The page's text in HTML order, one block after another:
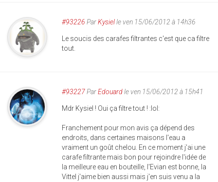
#93226 ParKysielle ven 15/06/2012 à 14h36
Le soucis des carafes filtrantes c'est que ca filtre
tout.
#93227ParEdouardle ven 15/06/2012 à 15h41
Mdr Kysiel ! Oui ça filtre tout ! :lol:
Franchement pour mon avis ça dépend des
endroits, dans certaines maisons l'eau a
vraiment un goût chelou. En ce moment j'ai une
carafe filtrante mais bon pour rejoindre l'idée de
la meilleure eau en bouteille, l'Evian est bonne, la
Vittel j'aime bien aussi mais j'en suis venu a la